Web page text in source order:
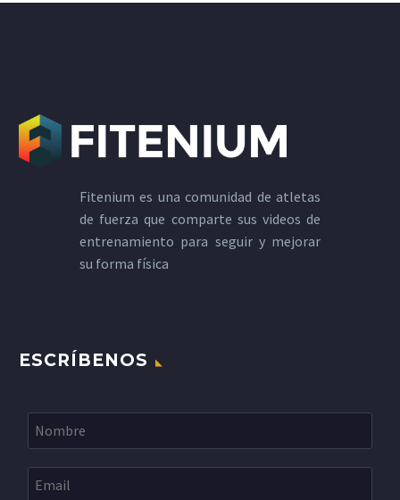
Fitenium es una comunidad de atletas
de fuerza que comparte sus videos de
entrenamiento para seguir y mejorar
su forma física
ESCRÍBENOS